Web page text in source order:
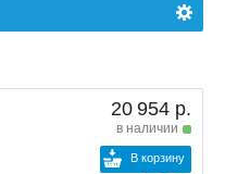
20 954 р.
в наличии
В корзину